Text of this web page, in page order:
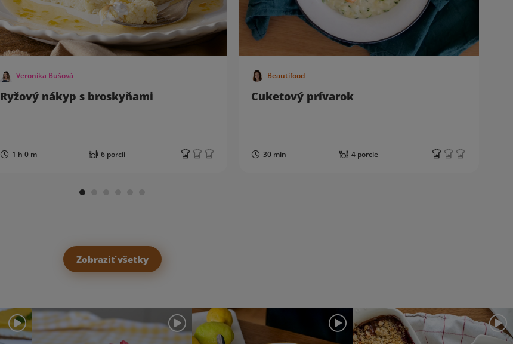
Veronika Bušová
Ryžový nákyp s broskyňami
1 h 0 m 6 porcií
Beautifood
Cuketový prívarok
30 min 4 porcie
Zobraziť všetky